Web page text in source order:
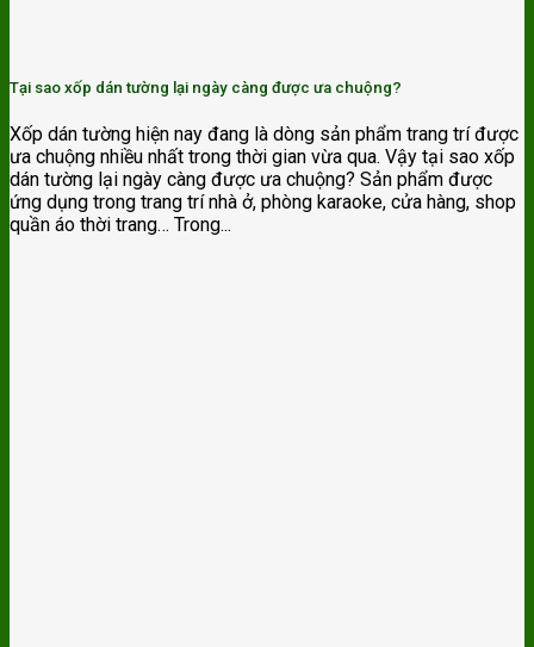
Tại sao xốp dán tường lại ngày càng được ưa chuộng?
Xốp dán tường hiện nay đang là dòng sản phẩm trang trí được
ưa chuộng nhiều nhất trong thời gian vừa qua. Vậy tại sao xốp
dán tường lại ngày càng được ưa chuộng? Sản phẩm được
ứng dụng trong trang trí nhà ở, phòng karaoke, cửa hàng, shop
quần áo thời trang… Trong...